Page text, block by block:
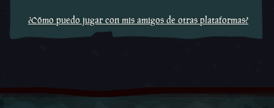
¿Cómo puedo jugar con mis amigos de otras plataformas?